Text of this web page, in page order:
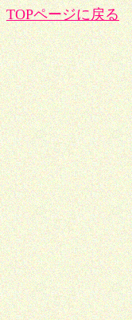
TOPページに戻る